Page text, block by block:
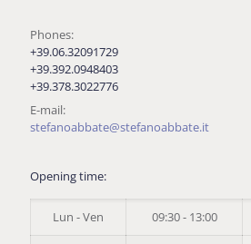
Phones:
+39.06.32091729
+39.392.0948403
+39.378.3022776
E-mail:
stefanoabbate@stefanoabbate.it
Opening time:
Lun - Ven 09:30 - 13:00